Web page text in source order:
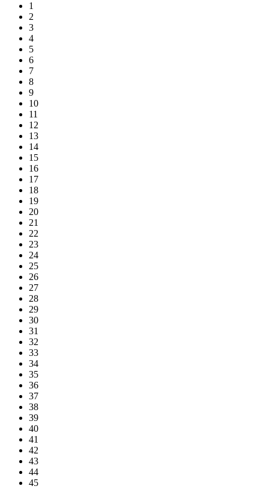
1
2
3
4
5
6
7
8
9
10
11
12
13
14
15
16
17
18
19
20
21
22
23
24
25
26
27
28
29
30
31
32
33
34
35
36
37
38
39
40
41
42
43
44
45